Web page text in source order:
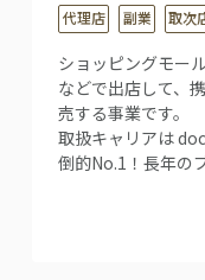
代理店 副業 取次
ショッピングモー
などで出店して、
売する事業です。
取扱キャリアは
倒的No.1！⻑年の